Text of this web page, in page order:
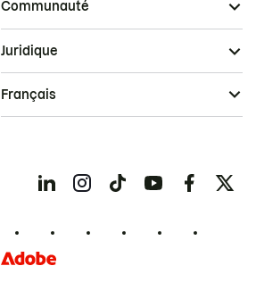
Communauté
Juridique
Français